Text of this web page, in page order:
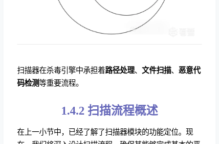
扫描器在杀毒引擎中承担着路径处理、 文件扫描、 恶意代
码检测等重要流程。
1.4.2 扫描流程概述
在上一小节中，已经了解了扫描器模块的功能定位。现